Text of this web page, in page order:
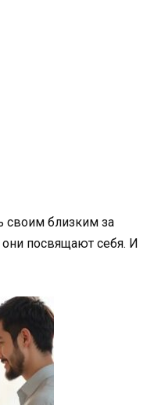
своим близким за
они посвящают себя. И